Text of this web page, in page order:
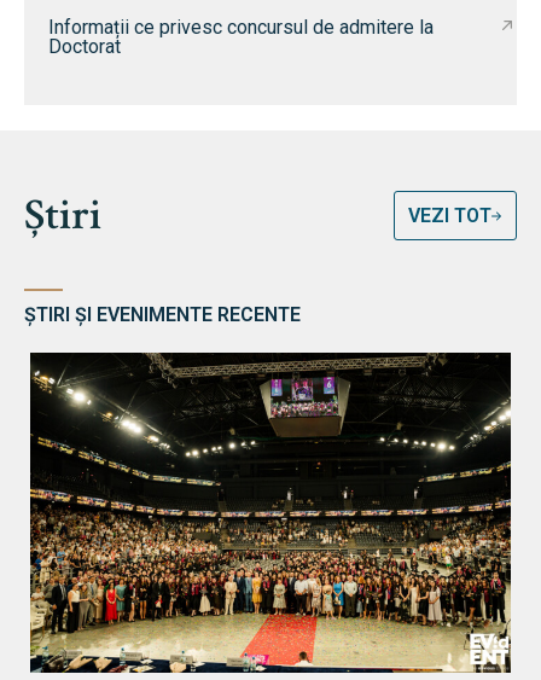
Informații ce privesc concursul de admitere la
Doctorat
Știri VEZI TOT
ȘTIRI ȘI EVENIMENTE RECENTE